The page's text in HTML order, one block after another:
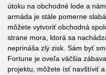
útoku na obchodné lode a
armáda je stále pomerne
môžete vytvoriť obchodná
strane mora, ktorá sa
neprináša zlý zisk. Sám byť
Fortune je oveľa väčšia
projektu, môžete ísť navštíviť